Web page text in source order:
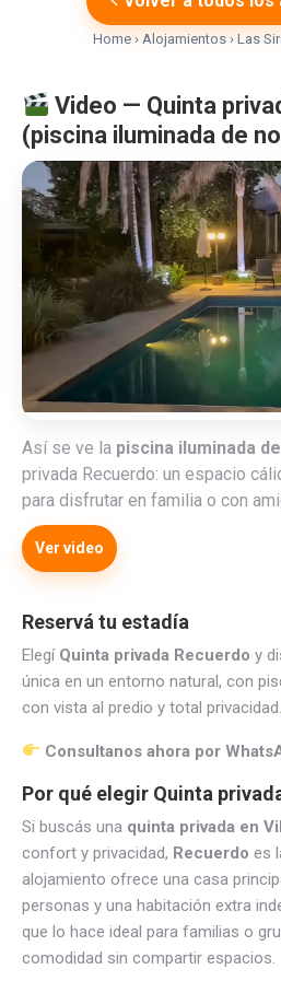
Home › Alojamientos › Las
Video — Quinta
(piscina iluminada de
Así se ve la piscina iluminada
privada Recuerdo: un espacio
para disfrutar en familia o con
Ver video
Reservá tu estadía
Elegí Quinta privada Recuerdo y
única en un entorno natural, con
con vista al predio y total privacidad.
Consultanos ahora por
Por qué elegir Quinta
Si buscás una quinta privada en
confort y privacidad, Recuerdo es
alojamiento ofrece una casa
personas y una habitación extra
que lo hace ideal para familias o
comodidad sin compartir espacios.